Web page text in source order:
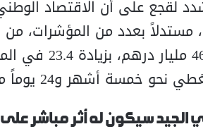
لقجع على أن الاقتصاد
مستدلاً بعدد من المؤشرات، من
الصعبة إلى
الجيد سيكون له أثر مباشر على